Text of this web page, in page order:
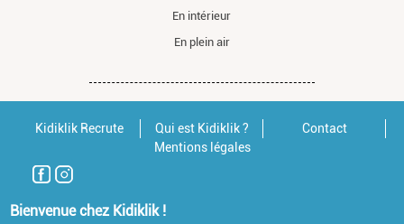
En intérieur
En plein air
Kidiklik Recrute Qui est Kidiklik ?
Contact
Mentions légales
Bienvenue chez Kidiklik !